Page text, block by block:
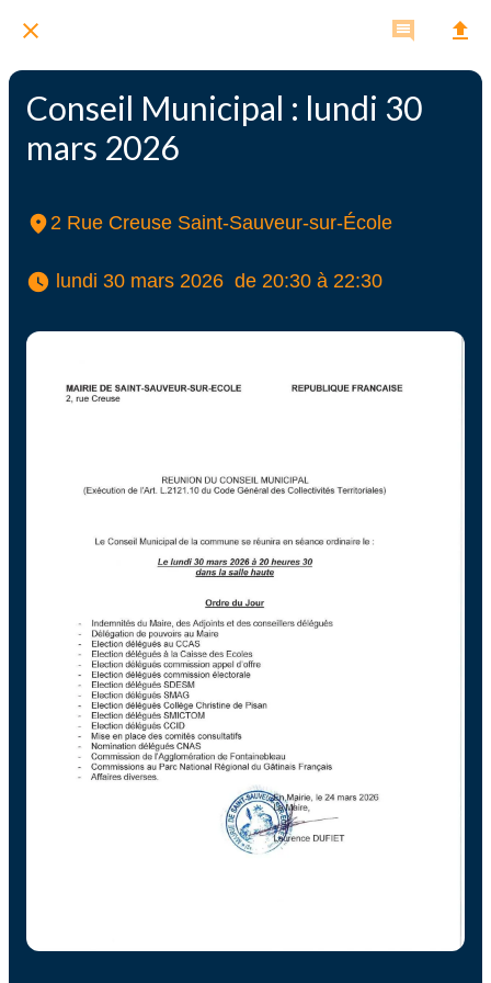
Conseil Municipal : lundi 30
mars 2026
2 Rue Creuse Saint-Sauveur-sur-École
lundi 30 mars 2026  de 20:30 à 22:30